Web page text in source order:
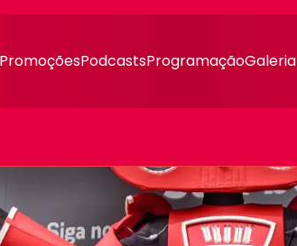
PodcastsProgramaçãoGaleria